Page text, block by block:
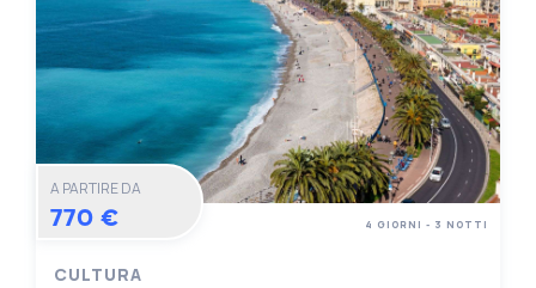
A PARTIRE DA
770 €
CULTURA
4 GIORNI - 3 NOTTI